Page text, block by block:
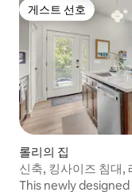
게스트 선호
게스트 선호
롤리의 집
신축, 킹사이즈 침대,
타리
This newly